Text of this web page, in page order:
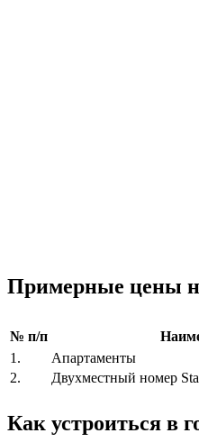
Примерные цены
№ п/п
1.
Апартаменты
2.
Двухместный номер
Как устроиться